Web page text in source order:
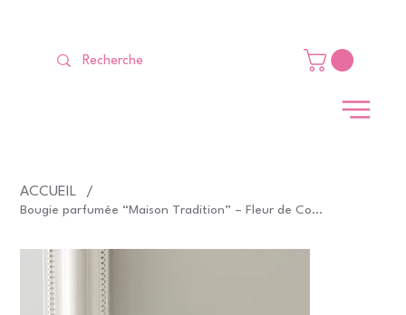
ACCUEIL /
Bougie parfumée “Maison Tradition” – Fleur de Coton